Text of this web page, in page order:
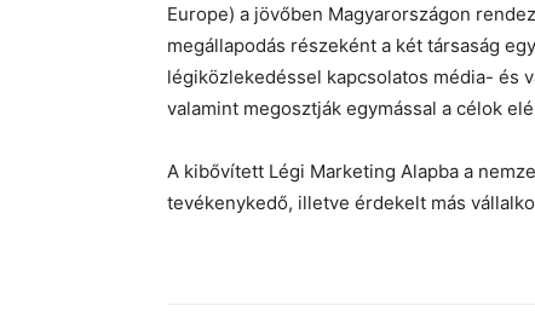
Europe) a jövőben Magyarországon
megállapodás részeként a két társaság
légiközlekedéssel kapcsolatos média- és
valamint megosztják egymással a célok
A kibővített Légi Marketing Alapba a
tevékenykedő, illetve érdekelt más